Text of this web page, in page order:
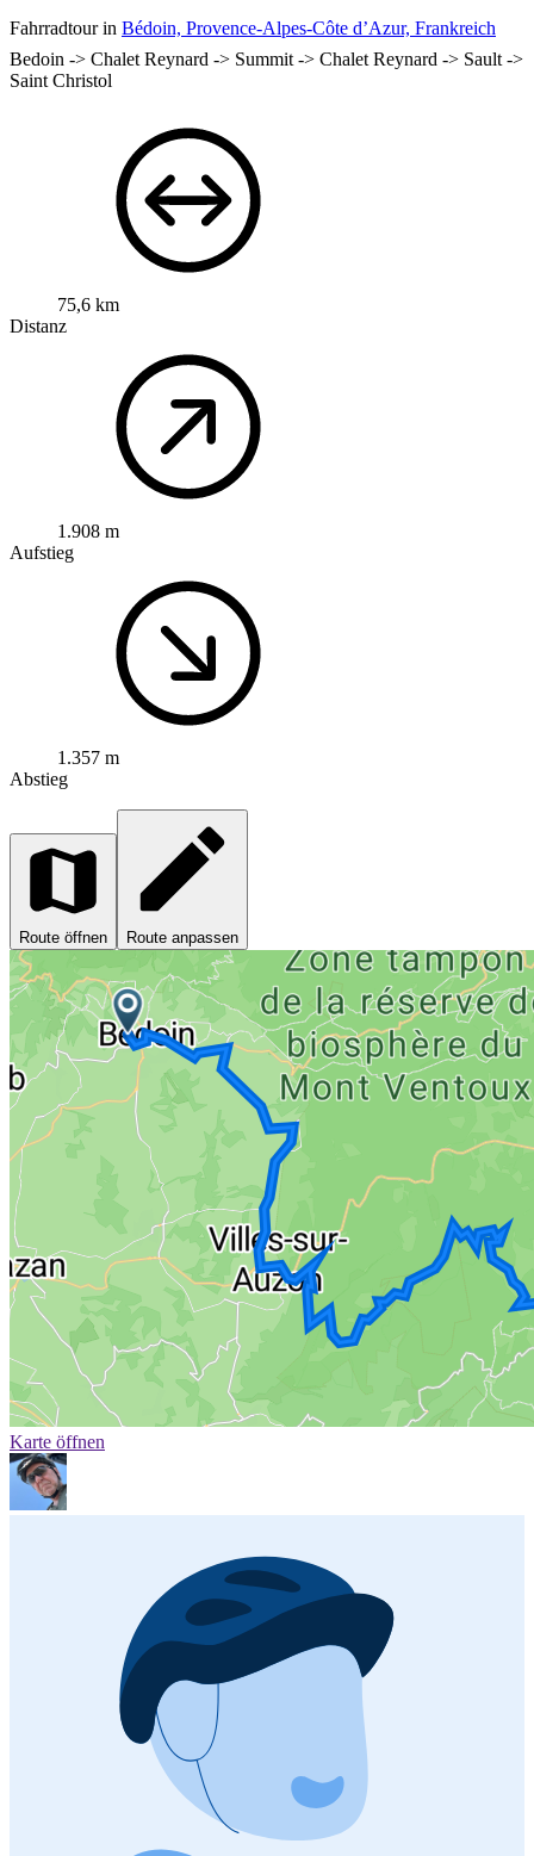
Fahrradtour in Bédoin, Provence-Alpes-Côte d’Azur, Frankreich
Bedoin -> Chalet Reynard -> Summit -> Chalet Reynard -> Sault ->
Saint Christol
75,6 km
Distanz
1.908 m
Aufstieg
1.357 m
Abstieg
Route öffnen Route anpassen
Karte öffnen